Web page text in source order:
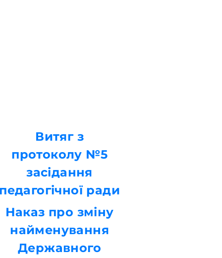
Витяг з
протоколу №5
засідання
ради
Наказ про зміну
найменування
Державного